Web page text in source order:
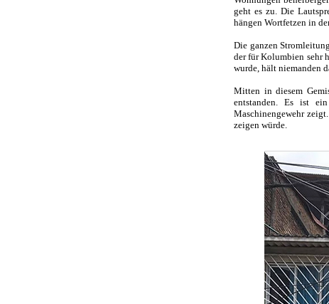
geht es zu. Die
hängen Wortfetzen in
Die ganzen
der für Kolumbien sehr
wurde, hält niemanden
Mitten in diesem
entstanden. Es ist
Maschinengewehr
zeigen würde.